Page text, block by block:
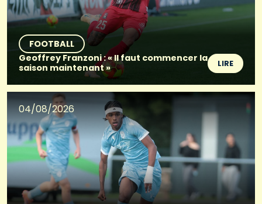
FOOTBALL
Geoffrey Franzoni : « Il faut commencer la
saison maintenant »
LIRE
04/08/2026